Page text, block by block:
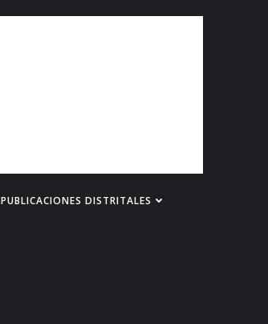
PUBLICACIONES DISTRITALES